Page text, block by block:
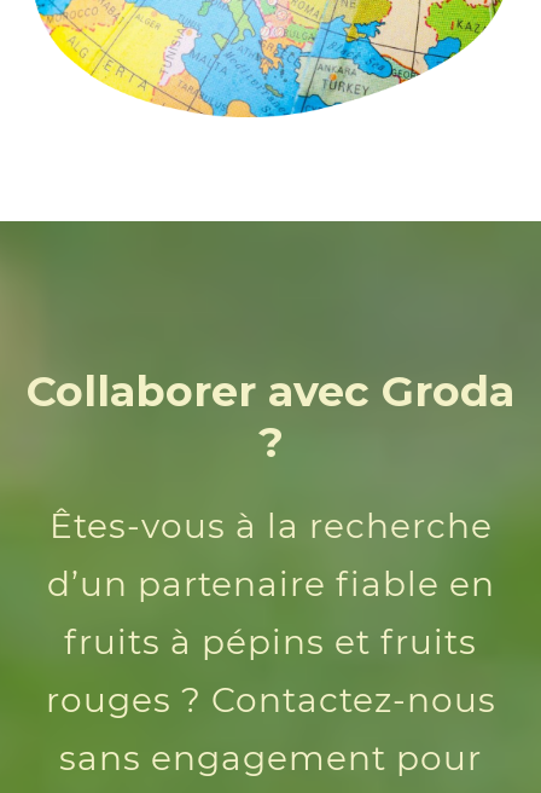
Collaborer avec Groda
?
Êtes-vous à la recherche
d’un partenaire fiable en
fruits à pépins et fruits
rouges ? Contactez-nous
sans engagement pour